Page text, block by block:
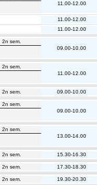
11.00-12.00
11.00-12.00
11.00-12.00
2n sem.
09.00-10.00
2n sem.
11.00-12.00
2n sem. 09.00-10.00
2n sem.
09.00-10.00
2n sem.
13.00-14.00
2n sem. 15.30-16.30
2n sem. 17.30-18.30
2n sem. 19.30-20.30